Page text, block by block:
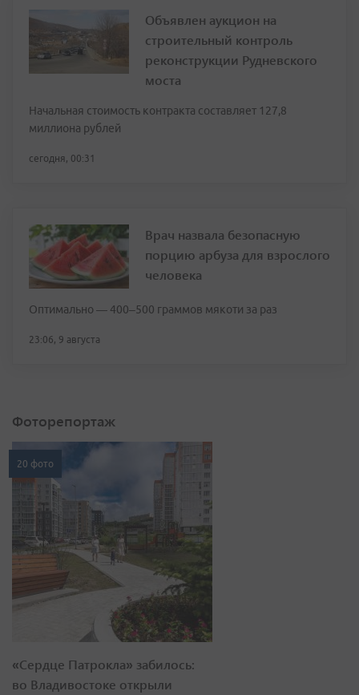
Объявлен аукцион на
строительный контроль
реконструкции Рудневского
моста
Начальная стоимость контракта составляет 127,8
миллиона рублей
сегодня, 00:31
Врач назвала безопасную
порцию арбуза для взрослого
человека
Оптимально — 400–500 граммов мякоти за раз
23:06, 9 августа
Фоторепортаж
20 фото
«Сердце Патрокла» забилось:
во Владивостоке открыли